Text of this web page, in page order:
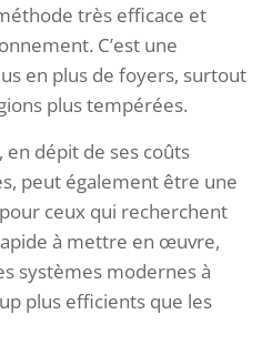
très efficace et
C’est une
en plus de foyers, surtout
plus tempérées.
dépit de ses coûts
peut également être une
ceux qui recherchent
à mettre en œuvre,
systèmes modernes à
plus efficients que les